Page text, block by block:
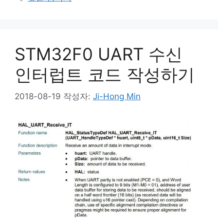
STM32F0 UART 수신
인터럽트 코드 작성하기
2018-08-19 작성자: Ji-Hong Min